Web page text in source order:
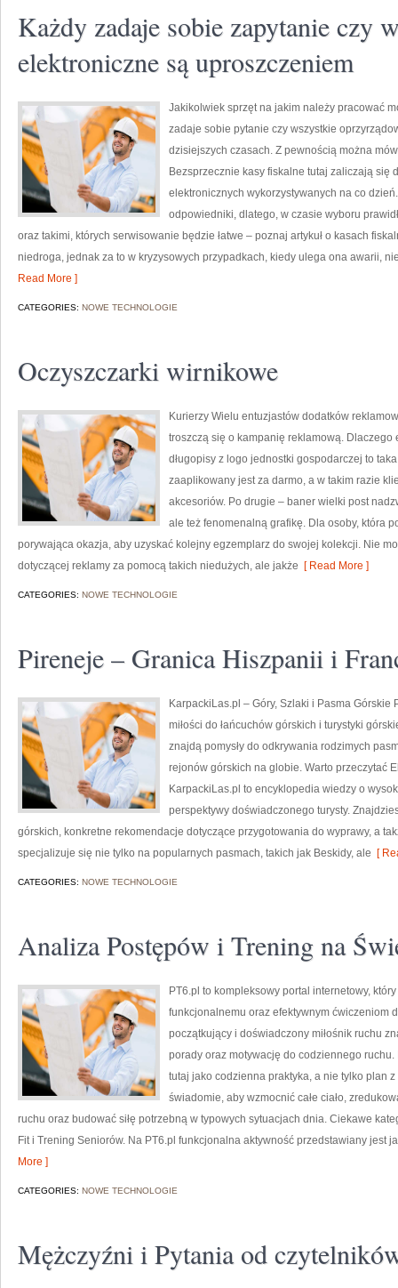
Każdy zadaje sobie zapytanie czy
elektroniczne są uproszczeniem
Jakikolwiek sprzęt na jakim należy pracować
zadaje sobie pytanie czy wszystkie
dzisiejszych czasach. Z pewnością można
Bezsprzecznie kasy fiskalne tutaj zaliczają
elektronicznych wykorzystywanych na co
odpowiedniki, dlatego, w czasie wyboru
oraz takimi, których serwisowanie będzie łatwe – poznaj artykuł o kasach
niedroga, jednak za to w kryzysowych przypadkach, kiedy ulega ona awarii,
Read More ]
CATEGORIES: NOWE TECHNOLOGIE
Oczyszczarki wirnikowe
Kurierzy Wielu entuzjastów dodatków
troszczą się o kampanię reklamową.
długopisy z logo jednostki gospodarczej to
zaaplikowany jest za darmo, a w takim razie
akcesoriów. Po drugie – baner wielki post
ale też fenomenalną grafikę. Dla osoby, która
porywająca okazja, aby uzyskać kolejny egzemplarz do swojej kolekcji. Nie
dotyczącej reklamy za pomocą takich niedużych, ale jakże [ Read More ]
CATEGORIES: NOWE TECHNOLOGIE
Pireneje – Granica Hiszpanii i
KarpackiLas.pl – Góry, Szlaki i Pasma Górskie
miłości do łańcuchów górskich i turystyki
znajdą pomysły do odkrywania rodzimych
rejonów górskich na globie. Warto przeczytać
KarpackiLas.pl to encyklopedia wiedzy o
perspektywy doświadczonego turysty.
górskich, konkretne rekomendacje dotyczące przygotowania do wyprawy, a
specjalizuje się nie tylko na popularnych pasmach, takich jak Beskidy, ale [
CATEGORIES: NOWE TECHNOLOGIE
Analiza Postępów i Trening na
PT6.pl to kompleksowy portal internetowy,
funkcjonalnemu oraz efektywnym ćwiczeniom
początkujący i doświadczony miłośnik ruchu
porady oraz motywację do codziennego
tutaj jako codzienna praktyka, a nie tylko plan
świadomie, aby wzmocnić całe ciało,
ruchu oraz budować siłę potrzebną w typowych sytuacjach dnia. Ciekawe
Fit i Trening Seniorów. Na PT6.pl funkcjonalna aktywność przedstawiany jest
More ]
CATEGORIES: NOWE TECHNOLOGIE
Mężczyźni i Pytania od